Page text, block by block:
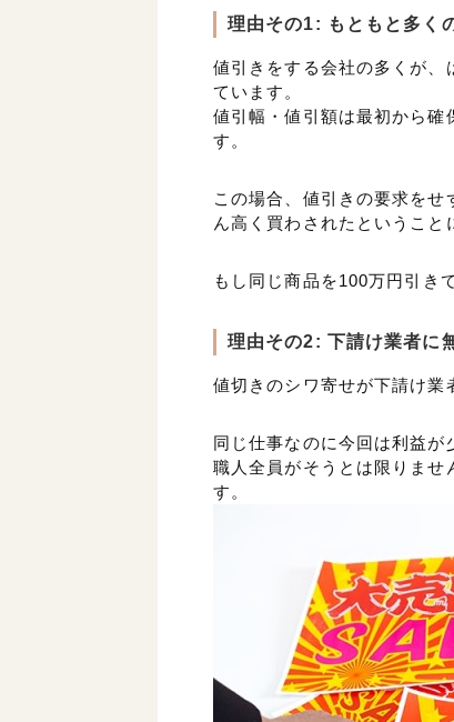
理由その1: もともと多く
値引きをする会社の多くが、
ています。
値引幅・値引額は最初から確
す。
この場合、値引きの要求を
ん高く買わされたということ
もし同じ商品を100万円引き
理由その2: 下請け業者に
値切きのシワ寄せが下請け業
同じ仕事なのに今回は利益が
職人全員がそうとは限りませ
す。